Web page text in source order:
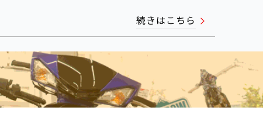
続きはこちら